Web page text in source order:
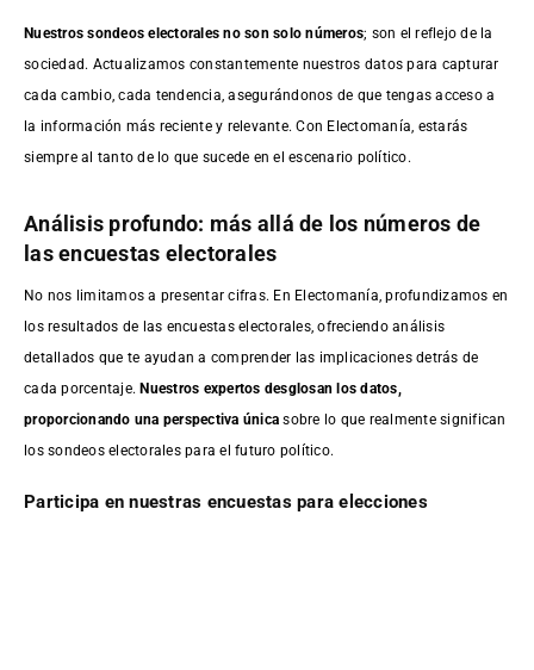
Nuestros sondeos electorales no son solo números; son el reflejo de la
sociedad. Actualizamos constantemente nuestros datos para capturar
cada cambio, cada tendencia, asegurándonos de que tengas acceso a
la información más reciente y relevante. Con Electomanía, estarás
siempre al tanto de lo que sucede en el escenario político.
Análisis profundo: más allá de los números de
las encuestas electorales
No nos limitamos a presentar cifras. En Electomanía, profundizamos en
los resultados de las encuestas electorales, ofreciendo análisis
detallados que te ayudan a comprender las implicaciones detrás de
cada porcentaje.Nuestros expertos desglosan los datos,
proporcionando una perspectiva única sobre lo que realmente significan
los sondeos electorales para el futuro político.
Participa en nuestras encuestas para elecciones